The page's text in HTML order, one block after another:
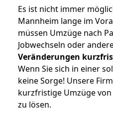
Es ist nicht immer
Mannheim lange im
müssen Umzüge nach
Jobwechseln oder
Veränderungen
Wenn Sie sich in einer
keine Sorge! Unsere
kurzfristige Umzüge
zu lösen.